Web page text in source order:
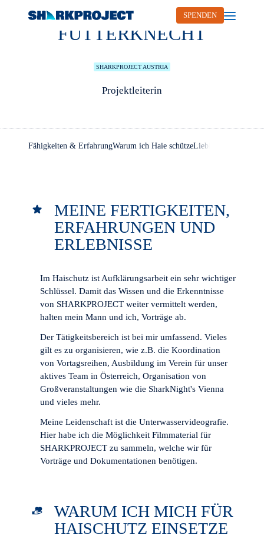
SPENDEN
Open
GABRIELA
FUTTERKNECHT
SHARKPROJECT AUSTRIA
Projektleiterin
Fähigkeiten & ErfahrungWarum ich Haie schützeLieblingszitat
MEINE FERTIGKEITEN,
ERFAHRUNGEN UND
ERLEBNISSE
Im Haischutz ist Aufklärungsarbeit ein sehr wichtiger
Schlüssel. Damit das Wissen und die Erkenntnisse
von SHARKPROJECT weiter vermittelt werden,
halten mein Mann und ich, Vorträge ab.
Der Tätigkeitsbereich ist bei mir umfassend. Vieles
gilt es zu organisieren, wie z.B. die Koordination
von Vortagsreihen, Ausbildung im Verein für unser
aktives Team in Österreich, Organisation von
Großveranstaltungen wie die SharkNight's Vienna
und vieles mehr.
Meine Leidenschaft ist die Unterwasservideografie.
Hier habe ich die Möglichkeit Filmmaterial für
SHARKPROJECT zu sammeln, welche wir für
Vorträge und Dokumentationen benötigen.
WARUM ICH MICH FÜR
HAISCHUTZ EINSETZE